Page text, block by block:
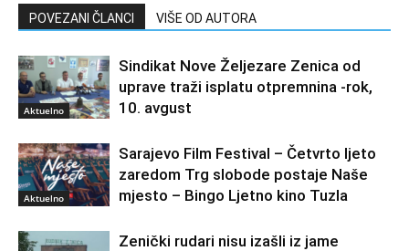
POVEZANI ČLANCI VIŠE OD AUTORA
Aktuelno
Sindikat Nove Željezare Zenica od
uprave traži isplatu otpremnina -rok,
10. avgust
Aktuelno
Sarajevo Film Festival – Četvrto ljeto
zaredom Trg slobode postaje Naše
mjesto – Bingo Ljetno kino Tuzla
Zenički rudari nisu izašli iz jame